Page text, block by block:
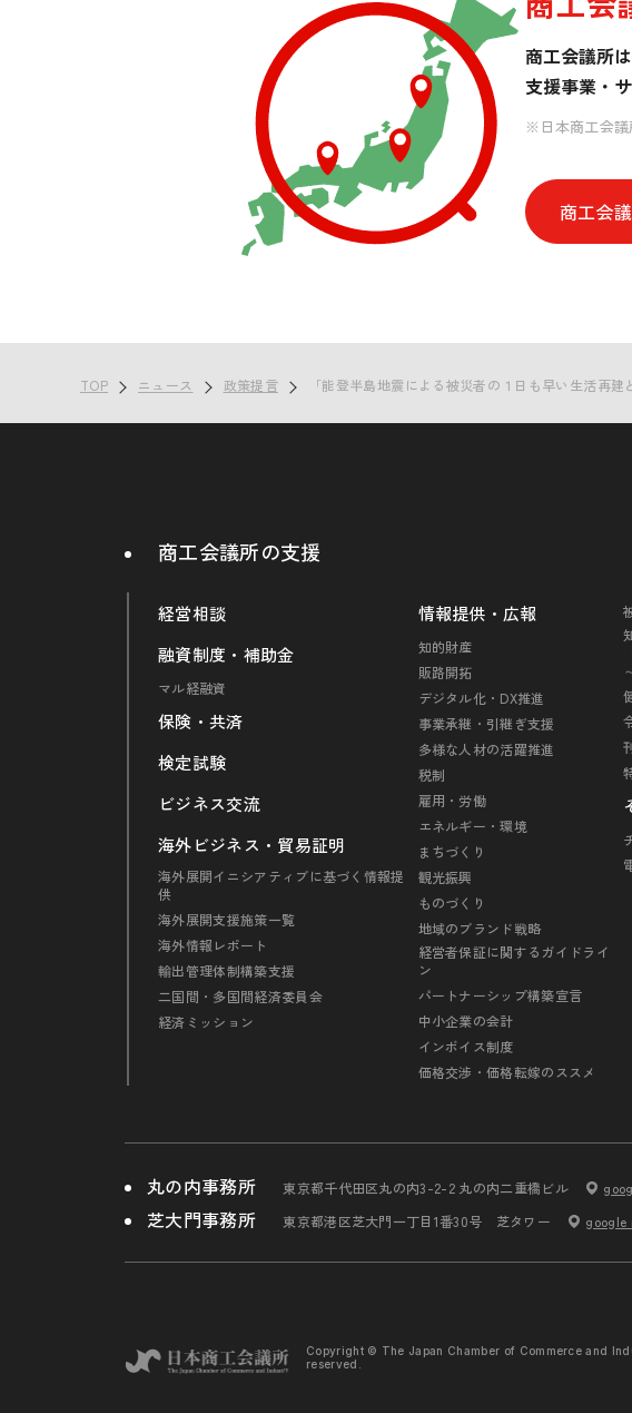
商工会議所
支援事業・
※日本商工会議
商工会
TOP ニュース 政策提言 「能登半島地震による被災者の１日も早い生活再
商工会議所の支援
経営相談
融資制度・補助金
マル経融資
保険・共済
検定試験
ビジネス交流
海外ビジネス・貿易証明
海外展開イニシアティブに基づく情報提
供
海外展開支援施策一覧
海外情報レポート
輸出管理体制構築支援
二国間・多国間経済委員会
経済ミッション
情報提供・広報
知的財産
販路開拓
デジタル化・DX推進
事業承継・引継ぎ支援
多様な人材の活躍推進
税制
雇用・労働
エネルギー・環境
まちづくり
観光振興
ものづくり
地域のブランド戦略
経営者保証に関するガイドライ
ン
パートナーシップ構築宣言
中小企業の会計
インボイス制度
価格交渉・価格転嫁のススメ
丸の内事務所 東京都千代田区丸の内3-2-2 丸の内二重橋ビル
芝大門事務所 東京都港区芝大門一丁目1番30号 芝タワー google
Copyright © The Japan Chamber of Commerce and
reserved.